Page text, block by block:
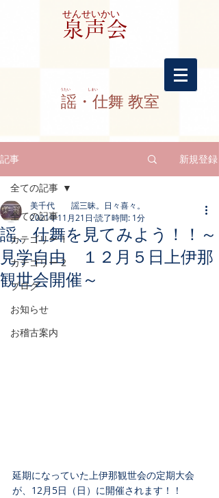
​泉声会
せんせいかい
謡・仕舞 教室
​うたい しまい
記事 新規登録
全ての記事
カテゴリー 1
カテゴリー 2
ブログ
お知らせ
お稽古案内
全ての記事
謡、仕舞を見てみよう！！～
見学自由 １２月５日上伊那
観世会開催～
美千代 謡三昧。日々喜々。
2021年11月21日 読了時間: 1分
延期になっていた上伊那観世会の定期大会
が、12月5日（日）に開催されます！！